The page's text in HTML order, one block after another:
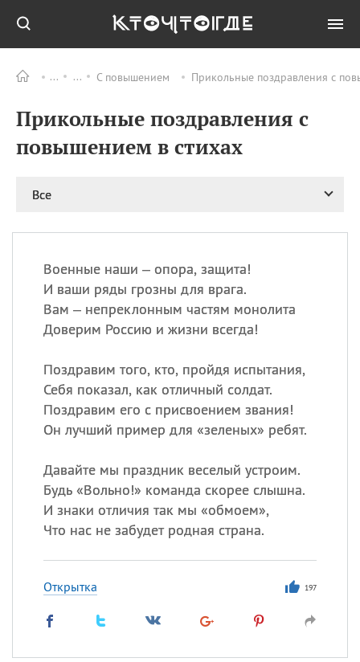
С повышением Прикольные поздравления с
Прикольные поздравления с
повышением в стихах
Все
Военные наши – опора, защита!
И ваши ряды грозны для врага.
Вам – непреклонным частям монолита
Доверим Россию и жизни всегда!
Поздравим того, кто, пройдя испытания,
Себя показал, как отличный солдат.
Поздравим его с присвоением звания!
Он лучший пример для «зеленых» ребят.
Давайте мы праздник веселый устроим.
Будь «Вольно!» команда скорее слышна.
И знаки отличия так мы «обмоем»,
Что нас не забудет родная страна.
Открытка 197
ПРАЗДНИКИ Все
09.08 День памяти
великомученика и
целителя Пантелеимона
Николая Чудотворца
11.08 День полета на
11.08 День Святой Клары —
покровительницы
телевидения
ИМЕНА
Сегодня празднуют именины
Герман,Иван Клим,Еще
Анфиса
Посмотреть значение